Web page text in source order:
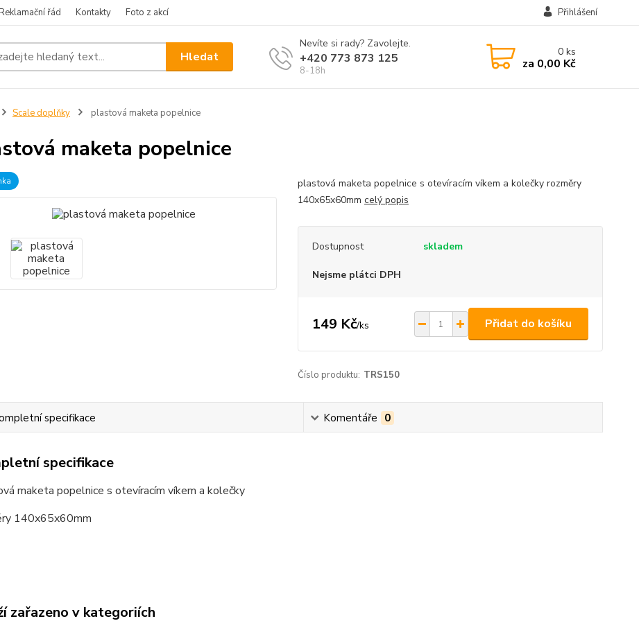
řád Kontakty Foto z akcí Přihlášení
Hledat
Nevíte si rady? Zavolejte.
+420 773 873 125
8-18h
0ks
za 0,00 Kč
Scale doplňky plastová maketa popelnice
maketa popelnice
plastová maketa popelnice s otevíracím víkem a kolečky rozměry
140x65x60mm celý popis
Dostupnost skladem
Nejsme plátci DPH
149 Kč/ks Přidat do košíku
Číslo produktu: TRS150
specifikace Komentáře 0
specifikace
maketa popelnice s otevíracím víkem a kolečky
140x65x60mm
zařazeno v kategoriích